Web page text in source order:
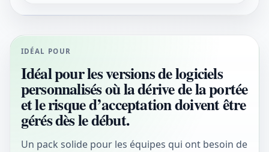
IDÉAL POUR
Idéal pour les versions de logiciels
personnalisés où la dérive de la portée
et le risque d’acceptation doivent être
gérés dès le début.
Un pack solide pour les équipes qui ont besoin de